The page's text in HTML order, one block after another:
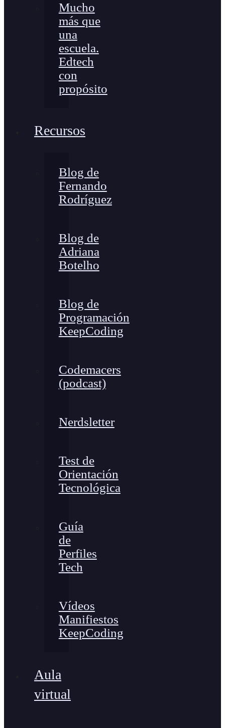
Mucho
más que
una
escuela.
Edtech
con
propósito
Recursos
Blog de
Fernando
Rodríguez
Blog de
Adriana
Botelho
Blog de
Programación
KeepCoding
Codemacers
(podcast)
Nerdsletter
Test de
Orientación
Tecnológica
Guía
de
Perfiles
Tech
Vídeos
Manifiestos
KeepCoding
Aula
virtual